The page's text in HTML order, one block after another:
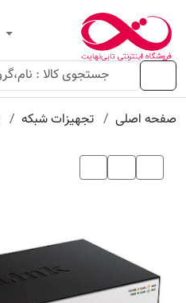
ورود
منو
صفحه اصلی
تجهیزات شبکه
ویژگی
ویژگی